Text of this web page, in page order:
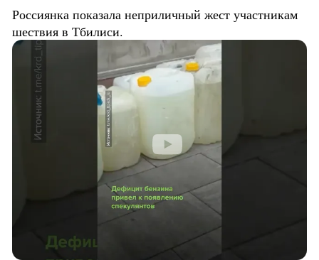
Россиянка показала неприличный жест участникам
шествия в Тбилиси.